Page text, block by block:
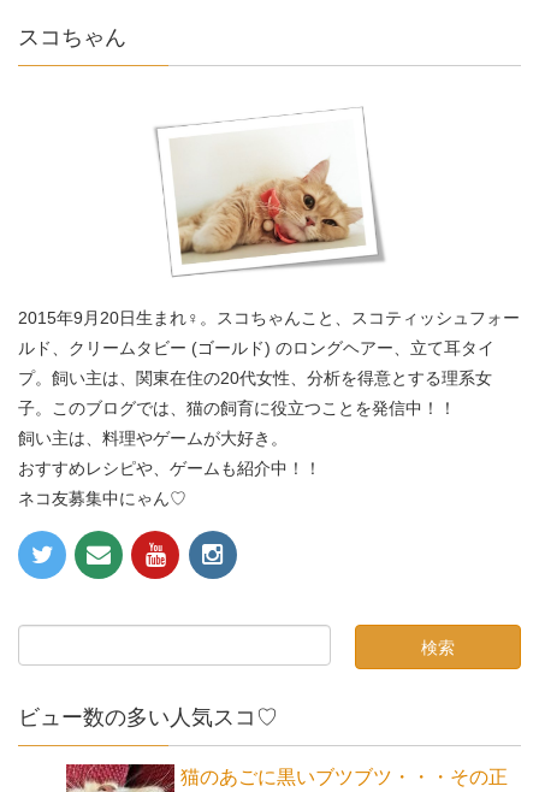
スコちゃん
2015年9月20日生まれ♀。スコちゃんこと、スコティッシュフォー
ルド、クリームタビー (ゴールド) のロングヘアー、立て耳タイ
プ。飼い主は、関東在住の20代女性、分析を得意とする理系女
子。このブログでは、猫の飼育に役立つことを発信中！！
飼い主は、料理やゲームが大好き。
おすすめレシピや、ゲームも紹介中！！
ネコ友募集中にゃん♡
ビュー数の多い人気スコ♡
猫のあごに黒いブツブツ・・・その正